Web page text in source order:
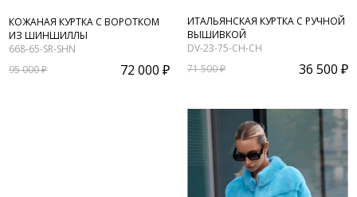
КОЖАНАЯ КУРТКА С ВОРОТКОМ
ИЗ ШИНШИЛЛЫ
668-65-SR-SHN
95 000 ₽
72 000 ₽
ИТАЛЬЯНСКАЯ КУРТКА С РУЧНОЙ
ВЫШИВКОЙ
DV-23-75-CH-CH
71 500 ₽
36 500 ₽